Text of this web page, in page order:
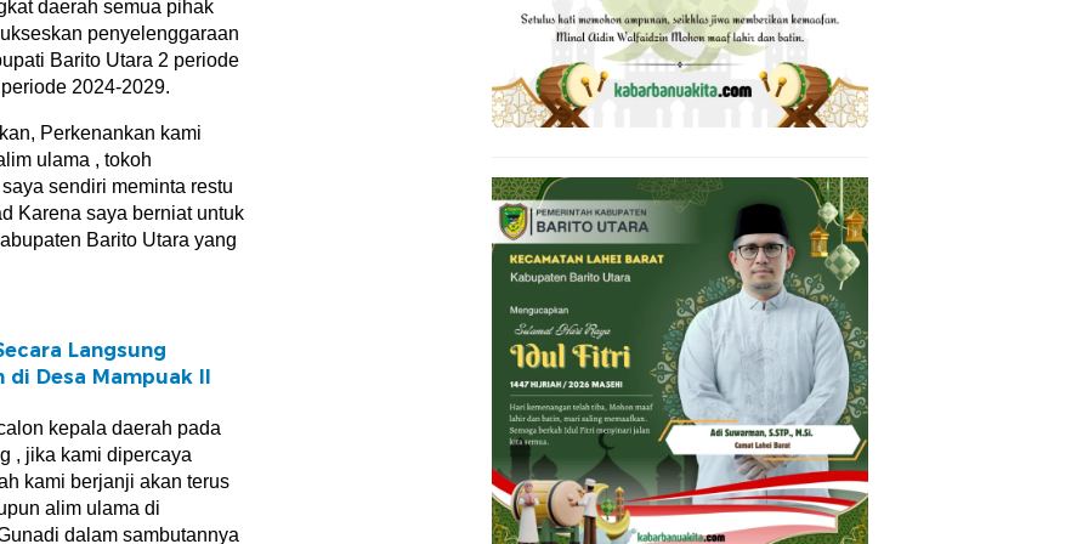
daerah semua pihak
penyelenggaraan
Barito Utara 2 periode
2024-2029.
Perkenankan kami
ulama , tokoh
sendiri meminta restu
Karena saya berniat untuk
Barito Utara yang
Langsung
di Desa Mampuak ll
kepala daerah pada
, jika kami dipercaya
kami berjanji akan terus
alim ulama di
dalam sambutannya